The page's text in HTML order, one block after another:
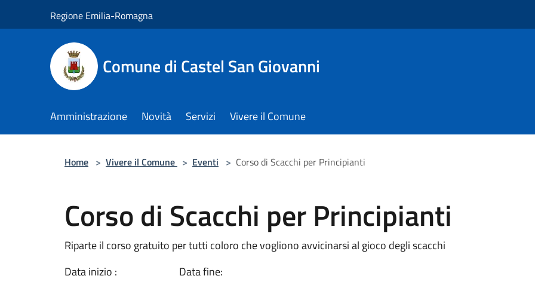
Regione Emilia-Romagna
Comune di Castel San Giovanni
Amministrazione Novità Servizi Vivere il Comune
Home > Vivere il Comune > Eventi > Corso di Scacchi per Principianti
Corso di Scacchi per Principianti
Riparte il corso gratuito per tutti coloro che vogliono avvicinarsi al gioco degli scacchi
Data inizio :
Data fine: